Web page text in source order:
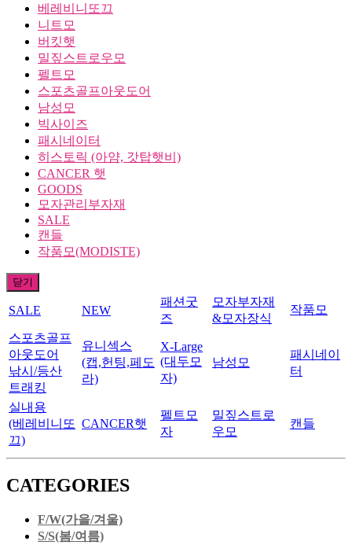
베레비니또끄
니트모
버킷햇
밀짚스트로우모
펠트모
스포츠골프아웃도어
남성모
빅사이즈
패시네이터
히스토릭 (아얌, 갓탑햇비)
CANCER 햇
GOODS
모자관리부자재
SALE
캔들
작품모(MODISTE)
닫기
SALE NEW
패션굿
즈
모자부자재
&모자장식
작품모
스포츠골프
아웃도어
낚시/등산
트래킹
유니섹스
(캡,헌팅,페도
라)
X-Large
(대두모
자)
남성모
패시네이
터
실내용
(베레비니또
끄)
CANCER햇
펠트모
자
밀짚스트로
우모
캔들
CATEGORIES
F/W(가을/겨울)
S/S(봄/여름)